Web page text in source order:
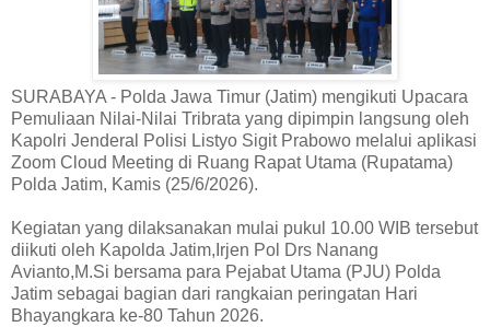
SURABAYA - Polda Jawa Timur (Jatim) mengikuti Upacara
Pemuliaan Nilai-Nilai Tribrata yang dipimpin langsung oleh
Kapolri Jenderal Polisi Listyo Sigit Prabowo melalui aplikasi
Zoom Cloud Meeting di Ruang Rapat Utama (Rupatama)
Polda Jatim, Kamis (25/6/2026).
Kegiatan yang dilaksanakan mulai pukul 10.00 WIB tersebut
diikuti oleh Kapolda Jatim,Irjen Pol Drs Nanang
Avianto,M.Si bersama para Pejabat Utama (PJU) Polda
Jatim sebagai bagian dari rangkaian peringatan Hari
Bhayangkara ke-80 Tahun 2026.